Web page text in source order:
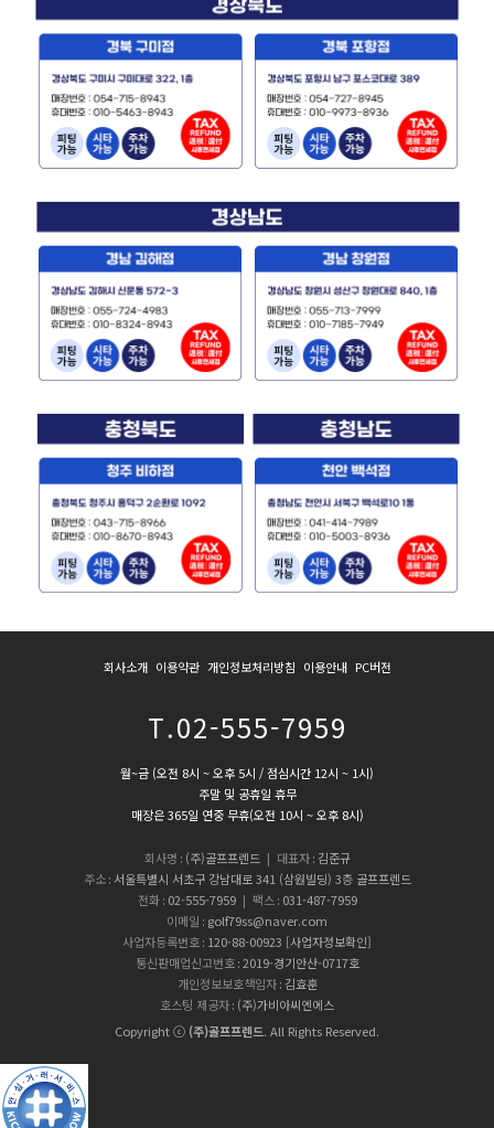
회사소개 이용약관 개인정보처리방침 이용안내 PC버전
T.02-555-7959
월~금 (오전 8시 ~ 오후 5시 / 점심시간 12시 ~ 1시)
주말 및 공휴일 휴무
매장은 365일 연중 무휴(오전 10시 ~ 오후 8시)
회사명 : (주)골프프렌드 | 대표자 : 김준규
주소 : 서울특별시 서초구 강남대로 341 (삼원빌딩) 3층 골프프렌드
전화 : 02-555-7959 | 팩스 : 031-487-7959
이메일 : golf79ss@naver.com
사업자등록번호: 120-88-00923 [사업자정보확인]
통신판매업신고번호 :2019-경기안산-0717호
개인정보보호책임자 : 김효훈
호스팅 제공자: (주)가비아씨엔에스
Copyright ⓒ (주)골프프렌드. All Rights Reserved.